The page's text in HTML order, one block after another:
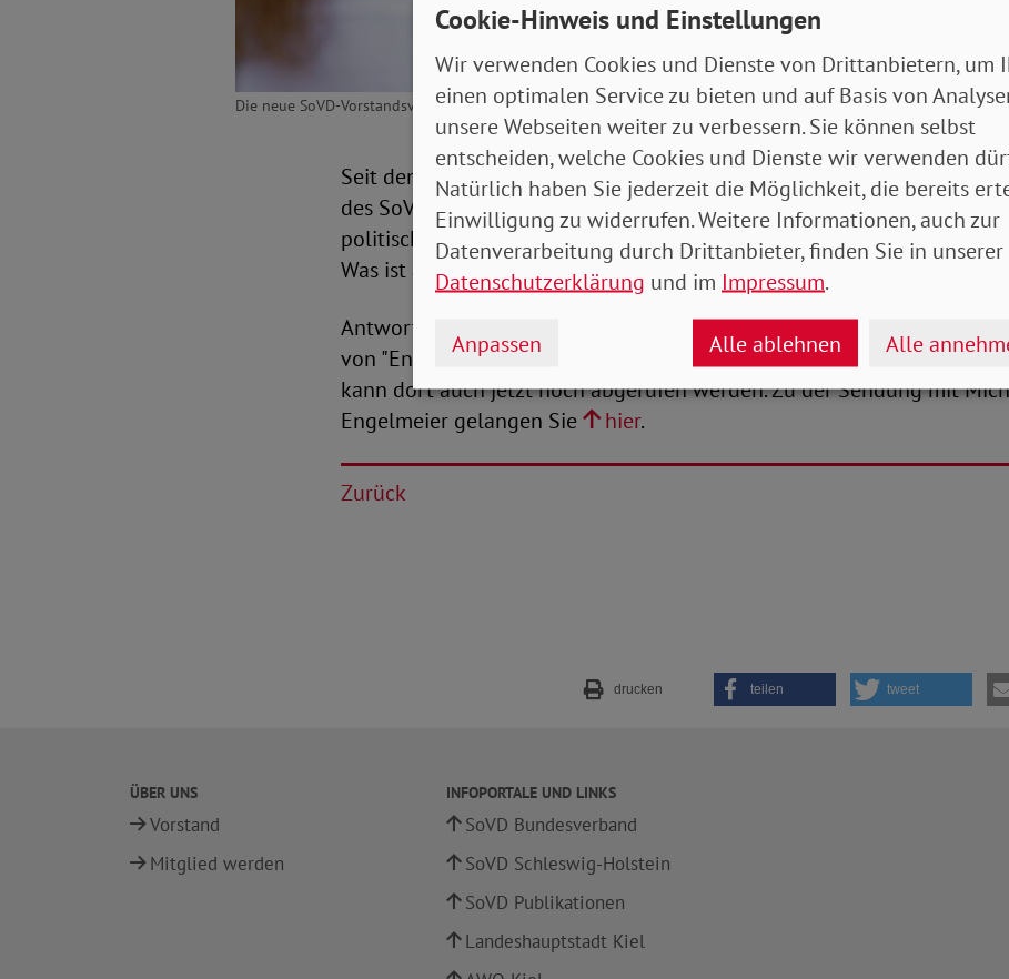
Die neue SoVD-Vorstandsvorsitzende Michaela Engelmeier zieht am 18. Oktober eine Zwischenbilanz. Foto: Susie
Seit dem 1. September ist Michaela Engelmeier hauptamtliche
des SoVD. Was ist seither alles passiert? Wen hat sie getroffen? Bei
politischen Entscheidungen und Ereignissen war der SoVD gefordert?
Was ist alles geplant?
Antworten darauf gab Michaela Engelmeier am 18. Oktober in der
von "Engelmeier live". Die Sendung wurde wie immer live bei Youtube
kann dort auch jetzt noch abgerufen werden. Zu der Sendung mit
Engelmeier gelangen Sie
hier.
Zurück
drucken teilen tweet
ÜBER UNS
Vorstand
Mitglied werden
INFOPORTALE UND LINKS
SoVD Bundesverband
SoVD Schleswig-Holstein
SoVD Publikationen
Landeshauptstadt Kiel
Cookie-Hinweis und Einstellungen
Wir verwenden Cookies und Dienste von Drittanbietern, um
einen optimalen Service zu bieten und auf Basis von
unsere Webseiten weiter zu verbessern. Sie können selbst
entscheiden, welche Cookies und Dienste wir verwenden
Natürlich haben Sie jederzeit die Möglichkeit, die bereits
Einwilligung zu widerrufen. Weitere Informationen, auch zur
Datenverarbeitung durch Drittanbieter, finden Sie in unserer
Datenschutzerklärung und im Impressum.
Anpassen Alle ablehnen Alle